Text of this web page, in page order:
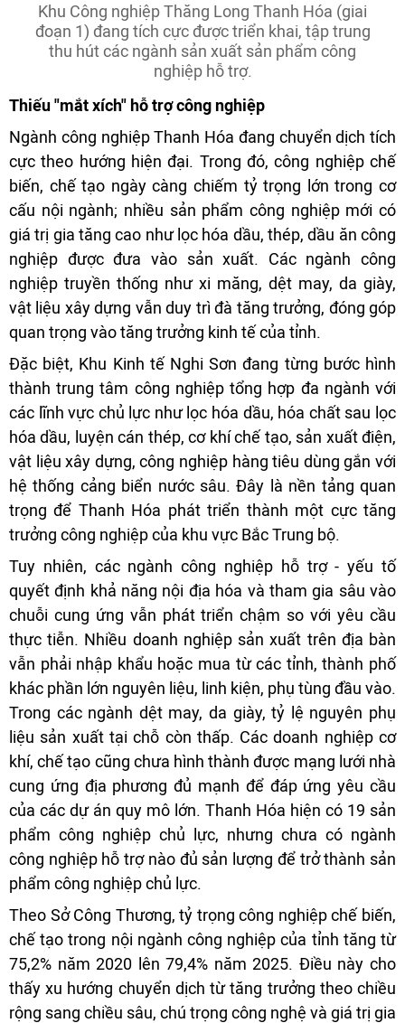
Khu Công nghiệp Thăng Long Thanh Hóa (giai
đoạn 1) đang tích cực được triển khai, tập trung
thu hút các ngành sản xuất sản phẩm công
nghiệp hỗ trợ.
Thiếu "mắt xích" hỗ trợ công nghiệp
Ngành công nghiệp Thanh Hóa đang chuyển dịch tích
cực theo hướng hiện đại. Trong đó, công nghiệp chế
biến, chế tạo ngày càng chiếm tỷ trọng lớn trong cơ
cấu nội ngành; nhiều sản phẩm công nghiệp mới có
giá trị gia tăng cao như lọc hóa dầu, thép, dầu ăn công
nghiệp được đưa vào sản xuất. Các ngành công
nghiệp truyền thống như xi măng, dệt may, da giày,
vật liệu xây dựng vẫn duy trì đà tăng trưởng, đóng góp
quan trọng vào tăng trưởng kinh tế của tỉnh.
Đặc biệt, Khu Kinh tế Nghi Sơn đang từng bước hình
thành trung tâm công nghiệp tổng hợp đa ngành với
các lĩnh vực chủ lực như lọc hóa dầu, hóa chất sau lọc
hóa dầu, luyện cán thép, cơ khí chế tạo, sản xuất điện,
vật liệu xây dựng, công nghiệp hàng tiêu dùng gắn với
hệ thống cảng biển nước sâu. Đây là nền tảng quan
trọng để Thanh Hóa phát triển thành một cực tăng
trưởng công nghiệp của khu vực Bắc Trung bộ.
Tuy nhiên, các ngành công nghiệp hỗ trợ - yếu tố
quyết định khả năng nội địa hóa và tham gia sâu vào
chuỗi cung ứng vẫn phát triển chậm so với yêu cầu
thực tiễn. Nhiều doanh nghiệp sản xuất trên địa bàn
vẫn phải nhập khẩu hoặc mua từ các tỉnh, thành phố
khác phần lớn nguyên liệu, linh kiện, phụ tùng đầu vào.
Trong các ngành dệt may, da giày, tỷ lệ nguyên phụ
liệu sản xuất tại chỗ còn thấp. Các doanh nghiệp cơ
khí, chế tạo cũng chưa hình thành được mạng lưới nhà
cung ứng địa phương đủ mạnh để đáp ứng yêu cầu
của các dự án quy mô lớn. Thanh Hóa hiện có 19 sản
phẩm công nghiệp chủ lực, nhưng chưa có ngành
công nghiệp hỗ trợ nào đủ sản lượng để trở thành sản
phẩm công nghiệp chủ lực.
Theo Sở Công Thương, tỷ trọng công nghiệp chế biến,
chế tạo trong nội ngành công nghiệp của tỉnh tăng từ
75,2% năm 2020 lên 79,4% năm 2025. Điều này cho
thấy xu hướng chuyển dịch từ tăng trưởng theo chiều
rộng sang chiều sâu, chú trọng công nghệ và giá trị gia